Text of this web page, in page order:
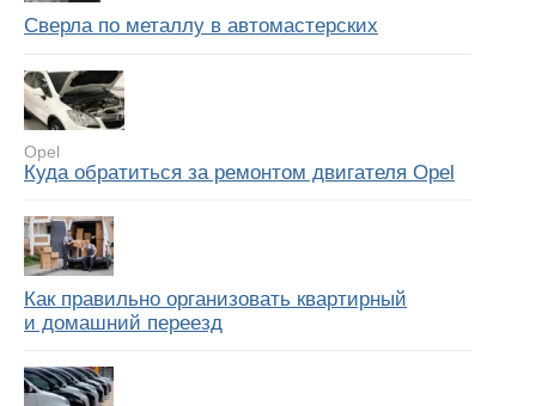
Сверла по металлу в автомастерских
Opel
Куда обратиться за ремонтом двигателя Opel
Как правильно организовать квартирный
и домашний переезд